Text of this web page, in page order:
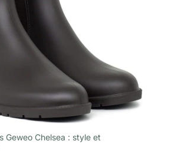
Geweo Chelsea : style et